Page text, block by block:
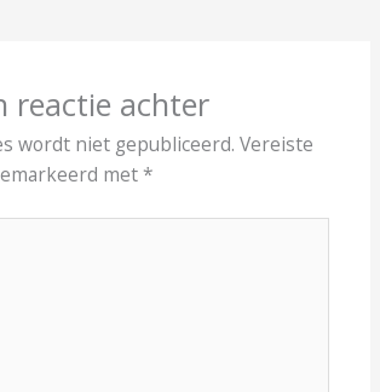
reactie achter
wordt niet gepubliceerd. Vereiste
met*